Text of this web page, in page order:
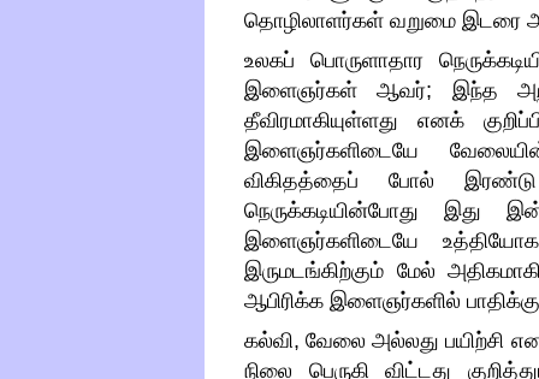
தொழிலாளர்கள் வறுமை இடரை
உலகப் பொருளாதார
இளைஞர்கள் ஆவர்; இந்த
தீவிரமாகியுள்ளது எனக்
இளைஞர்களிடையே
விகிதத்தைப் போல்
நெருக்கடியின்போது இது
இளைஞர்களிடையே
இருமடங்கிற்கும் மேல்
ஆபிரிக்க இளைஞர்களில்
கல்வி,வேலை அல்லது பயிற்சி
நிலை பெருகி விட்டது